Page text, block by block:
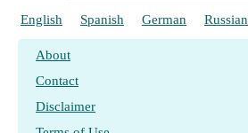
English Spanish German Russian
About
Contact
Disclaimer